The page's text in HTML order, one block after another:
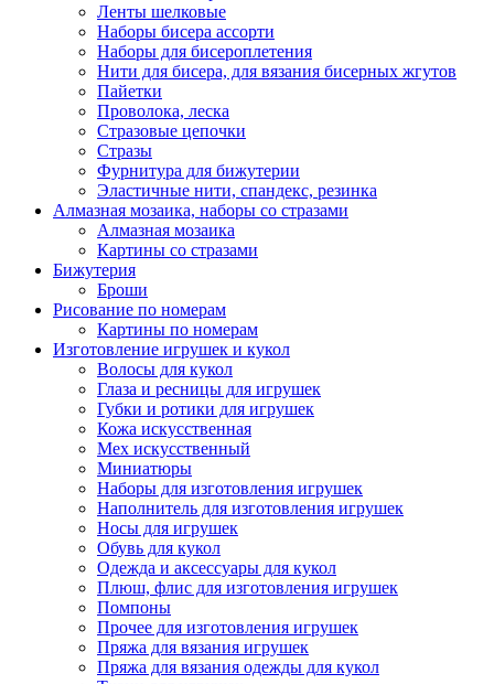
Ленты шелковые
Наборы бисера ассорти
Наборы для бисероплетения
Нити для бисера, для вязания бисерных жгутов
Пайетки
Проволока, леска
Стразовые цепочки
Стразы
Фурнитура для бижутерии
Эластичные нити, спандекс, резинка
Алмазная мозаика, наборы со стразами
Алмазная мозаика
Картины co стразами
Бижутерия
Броши
Рисование по номерам
Картины по номерам
Изготовление игрушек и кукол
Волосы для кукол
Глаза и ресницы для игрушек
Губки и ротики для игрушек
Кожа искусственная
Мех искусственный
Миниатюры
Наборы для изготовления игрушек
Наполнитель для изготовления игрушек
Носы для игрушек
Обувь для кукол
Одежда и аксессуары для кукол
Плюш, флис для изготовления игрушек
Помпоны
Прочее для изготовления игрушек
Пряжа для вязания игрушек
Пряжа для вязания одежды для кукол